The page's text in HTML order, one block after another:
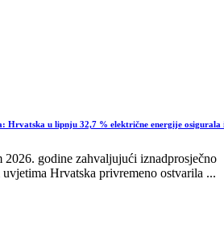
Hrvatska u lipnju 32,7 % električne energije osigurala
2026. godine zahvaljujući iznadprosječno
Hrvatska privremeno ostvarila ...